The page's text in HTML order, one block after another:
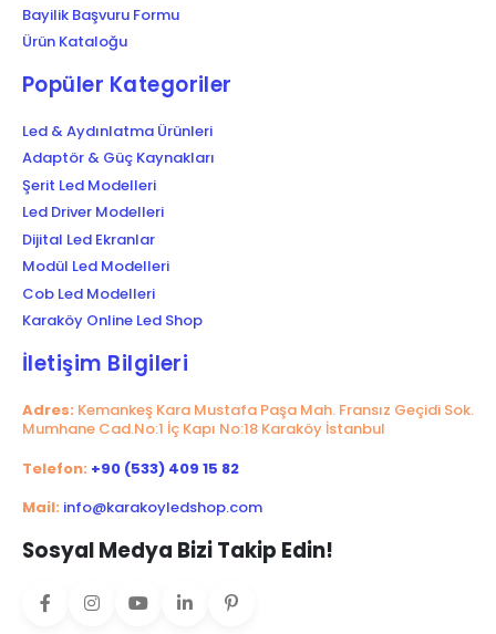
Bayilik Başvuru Formu
Ürün Kataloğu
Popüler Kategoriler
Led & Aydınlatma Ürünleri
Adaptör & Güç Kaynakları
Şerit Led Modelleri
Led Driver Modelleri
Dijital Led Ekranlar
Modül Led Modelleri
Cob Led Modelleri
Karaköy Online Led Shop
İletişim Bilgileri
Adres: Kemankeş Kara Mustafa Paşa Mah. Fransız Geçidi Sok.
Mumhane Cad.No:1 İç Kapı No:18 Karaköy İstanbul
Telefon: +90 (533) 409 15 82
Mail: info@karakoyledshop.com
Sosyal Medya Bizi Takip Edin!